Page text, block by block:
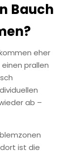
Bauch
eher
prallen
ab –
ist die